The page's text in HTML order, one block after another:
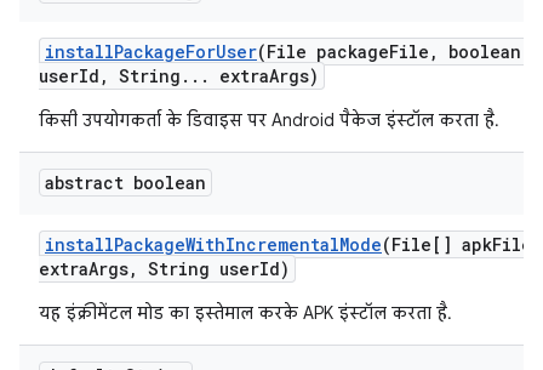
installPackageForUser(File packageFile ,
boolean
userId , String . . . extraArgs)
किसी उपयोगकर्ता के डिवाइस पर Android पैकेज इंस्टॉल करता है.
abstract boolean
installPackageWithIncrementalMode(File[] apkFiles
extraArgs, String userId)
यह इंक्रीमेंटल मोड का इस्तेमाल करके APK इंस्टॉल करता है.